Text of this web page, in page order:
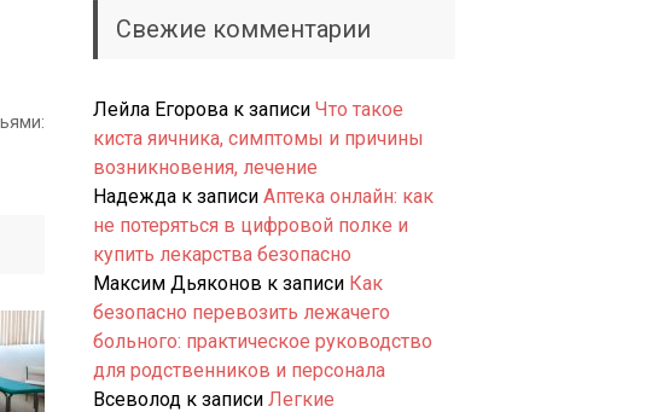
Свежие комментарии
Лейла Егорова к записи Что такое
киста яичника, симптомы и причины
возникновения, лечение
Надежда к записи Аптека онлайн: как
не потеряться в цифровой полке и
купить лекарства безопасно
Максим Дьяконов к записи Как
безопасно перевозить лежачего
больного: практическое руководство
для родственников и персонала
Всеволод к записи Легкие